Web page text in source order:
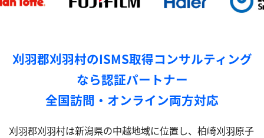
刈羽郡刈羽村のISMS取得コンサルティング
なら認証パートナー
全国訪問・オンライン両方対応
刈羽郡刈羽村は新潟県の中越地域に位置し、柏崎刈羽原子